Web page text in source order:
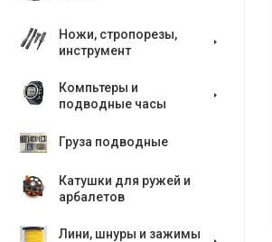
Ножи, стропорезы,
инструмент
Компьтеры и
подводные часы
Груза подводные
Катушки для ружей и
арбалетов
Лини, шнуры и зажимы